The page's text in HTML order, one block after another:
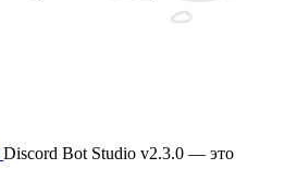
Discord Bot Studio v2.3.0 — это